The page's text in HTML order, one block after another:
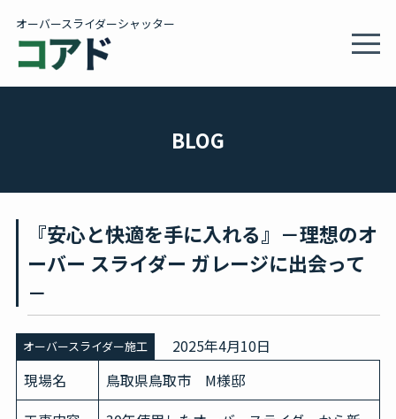
オーバースライダーシャッター
会社概要
BLOG
BLOG
『安心と快適を手に入れる』－理想のオ
ーバー スライダー ガレージに出会って
－
オーバースライダー施工
2025年4月10日
現場名
鳥取県鳥取市 M様邸